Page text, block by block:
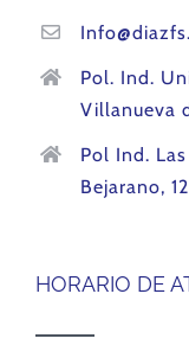
Pol. Ind.
Villanueva
Pol Ind.
Bejarano,
HORARIO DE